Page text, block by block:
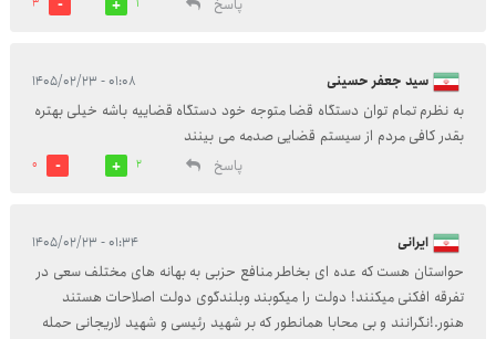
سید جعفر حسینی ۰۱:۰۸ - ۱۴۰۵/۰۲/۲۳
به نظرم تمام توان دستگاه قضا متوجه خود دستگاه قضاییه باشه خیلی بهتره
بقدر کافی مردم از سیستم قضایی صدمه می بینند
پاسخ
2
0
ایرانی ۰۱:۳۴ - ۱۴۰۵/۰۲/۲۳
حواستان هست که عده ای بخاطر منافع حزبی به بهانه های مختلف سعی در
تفرقه افکنی میکنند! دولت را میکوبند وبلندگوی دولت اصلاحات هستند
هنور.!نگرانند و بی محابا همانطور که بر شهید رئیسی و شهید لاریجانی حمله